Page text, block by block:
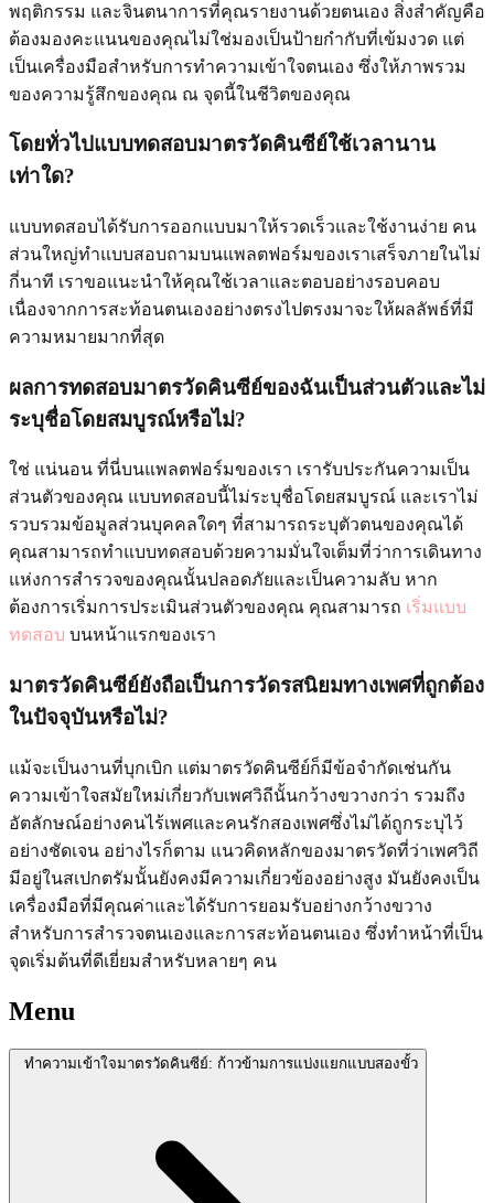
พฤติกรรม และจินตนาการที่คุณรายงานด้วยตนเอง สิ่งสำคัญคือ
ต้องมองคะแนนของคุณไม่ใช่มองเป็นป้ายกำกับที่เข้มงวด แต่
เป็นเครื่องมือสำหรับการทำความเข้าใจตนเอง ซึ่งให้ภาพรวม
ของความรู้สึกของคุณ ณ จุดนี้ในชีวิตของคุณ
โดยทั่วไปแบบทดสอบมาตรวัดคินซีย์ใช้เวลานาน
เท่าใด?
แบบทดสอบได้รับการออกแบบมาให้รวดเร็วและใช้งานง่าย คน
ส่วนใหญ่ทำแบบสอบถามบนแพลตฟอร์มของเราเสร็จภายในไม่
กี่นาที เราขอแนะนำให้คุณใช้เวลาและตอบอย่างรอบคอบ
เนื่องจากการสะท้อนตนเองอย่างตรงไปตรงมาจะให้ผลลัพธ์ที่มี
ความหมายมากที่สุด
ผลการทดสอบมาตรวัดคินซีย์ของฉันเป็นส่วนตัวและไม่
ระบุชื่อโดยสมบูรณ์หรือไม่?
ใช่ แน่นอน ที่นี่บนแพลตฟอร์มของเรา เรารับประกันความเป็น
ส่วนตัวของคุณ แบบทดสอบนี้ไม่ระบุชื่อโดยสมบูรณ์ และเราไม่
รวบรวมข้อมูลส่วนบุคคลใดๆ ที่สามารถระบุตัวตนของคุณได้
คุณสามารถทำแบบทดสอบด้วยความมั่นใจเต็มที่ว่าการเดินทาง
แห่งการสำรวจของคุณนั้นปลอดภัยและเป็นความลับ หาก
ต้องการเริ่มการประเมินส่วนตัวของคุณ คุณสามารถ เริ่มแบบ
ทดสอบ บนหน้าแรกของเรา
มาตรวัดคินซีย์ยังถือเป็นการวัดรสนิยมทางเพศที่ถูกต้อง
ในปัจจุบันหรือไม่?
แม้จะเป็นงานที่บุกเบิก แต่มาตรวัดคินซีย์ก็มีข้อจำกัดเช่นกัน
ความเข้าใจสมัยใหม่เกี่ยวกับเพศวิถีนั้นกว้างขวางกว่า รวมถึง
อัตลักษณ์อย่างคนไร้เพศและคนรักสองเพศซึ่งไม่ได้ถูกระบุไว้
อย่างชัดเจน อย่างไรก็ตาม แนวคิดหลักของมาตรวัดที่ว่าเพศวิถี
มีอยู่ในสเปกตรัมนั้นยังคงมีความเกี่ยวข้องอย่างสูง มันยังคงเป็น
เครื่องมือที่มีคุณค่าและได้รับการยอมรับอย่างกว้างขวาง
สำหรับการสำรวจตนเองและการสะท้อนตนเอง ซึ่งทำหน้าที่เป็น
จุดเริ่มต้นที่ดีเยี่ยมสำหรับหลายๆ คน
Menu
ทำความเข้าใจมาตรวัดคินซีย์: ก้าวข้ามการแบ่งแยกแบบสองขั้ว